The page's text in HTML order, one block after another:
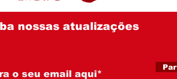
nossas atualizações